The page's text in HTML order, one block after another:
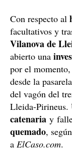
Con respecto al
facultativos y
Vilanova de
abierto una
por el
desde la
del vagón del
Lleida-Pirineus.
catenaria y
quemado,
a ElCaso.com.